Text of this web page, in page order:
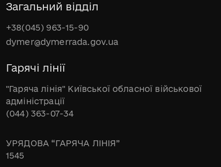
Загальний відділ
+38(045) 963-15-90
dymer@dymerrada.gov.ua
Гарячі лінії
"Гаряча лінія" Київської обласної військової
адміністрації
(044) 363-07-34
УРЯДОВА “ГАРЯЧА ЛІНІЯ”
1545